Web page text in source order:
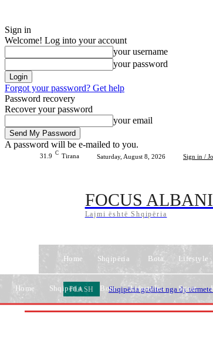
Sign in
Welcome! Log into your account
your username
your password
Forgot your password? Get help
Password recovery
Recover your password
your email
A password will be e-mailed to you.
31.9 C Tirana Saturday, August 8, 2026 Sign in /
FOCUS
Lajmi është Shqipëria
Home Shqipëria Bota Lifestyle
FLASH Momenti viral në funeral/
Home Shqipëria Bota Lifestyle Sport